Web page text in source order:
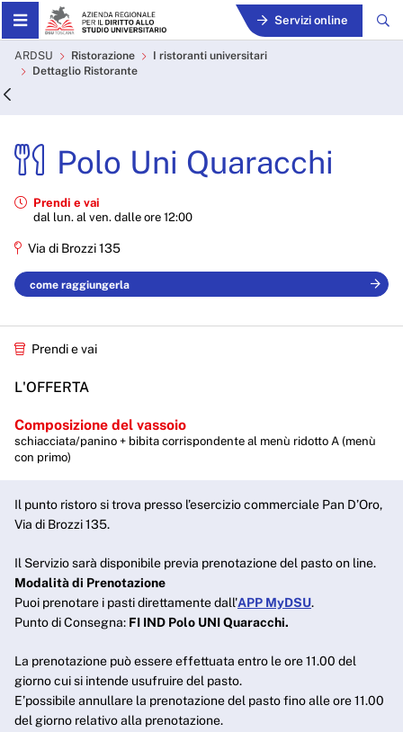
Skip to Main Content Servizi online
Polo Uni Quaracchi - ARDSU
ARDSU Ristorazione
I ristoranti universitari
Dettaglio Ristorante
Polo Uni Quaracchi
Prendi e vai
dal lun. al ven. dalle ore 12:00
Via di Brozzi 135
come raggiungerla
Prendi e vai
L'OFFERTA
Composizione del vassoio
schiacciata/panino + bibita corrispondente al menù ridotto A (menù
con primo)
Il punto ristoro si trova presso l’esercizio commerciale Pan D’Oro,
Via di Brozzi 135.
Il Servizio sarà disponibile previa prenotazione del pasto on line.
Modalità di Prenotazione
Puoi prenotare i pasti direttamente dall'APP MyDSU.
Punto di Consegna: FI IND Polo UNI Quaracchi.
La prenotazione può essere effettuata entro le ore 11.00 del
giorno cui si intende usufruire del pasto.
E’possibile annullare la prenotazione del pasto fino alle ore 11.00
del giorno relativo alla prenotazione.